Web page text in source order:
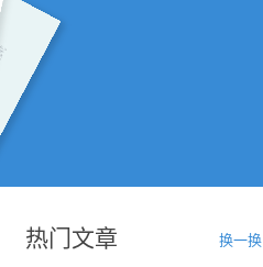
热门文章 换一换